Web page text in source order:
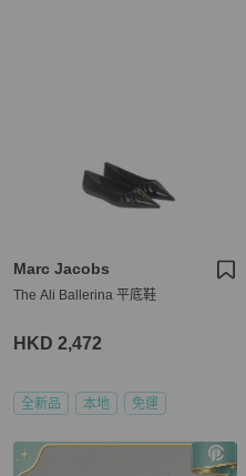
Marc Jacobs
The Ali Ballerina 平底鞋
HKD 2,472
全新品 本地 免運